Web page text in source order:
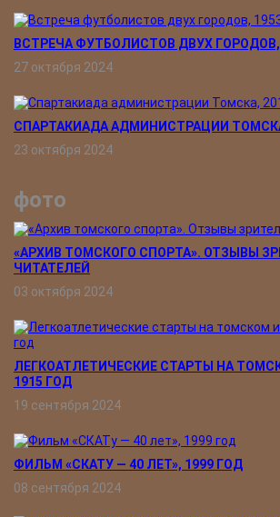
ВСТРЕЧА ФУТБОЛИСТОВ ДВУХ ГОРОДОВ,
27 октября 2024
СПАРТАКИАДА АДМИНИСТРАЦИИ
23 октября 2024
фото
«АРХИВ ТОМСКОГО СПОРТА». ОТЗЫВЫ
ЧИТАТЕЛЕЙ
03 октября 2024
ЛЕГКОАТЛЕТИЧЕСКИЕ СТАРТЫ НА
1915 ГОД
19 сентября 2024
ФИЛЬМ «СКАТУ ― 40 ЛЕТ», 1999 ГОД
08 сентября 2024